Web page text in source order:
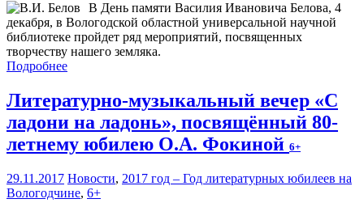
В День памяти Василия Ивановича Белова, 4
декабря, в Вологодской областной универсальной научной
библиотеке пройдет ряд мероприятий, посвященных
творчеству нашего земляка.
Подробнее
Литературно-музыкальный вечер «С
ладони на ладонь», посвящённый 80-
летнему юбилею О.А. Фокиной 6+
29.11.2017 Новости, 2017 год – Год литературных юбилеев на
Вологодчине, 6+